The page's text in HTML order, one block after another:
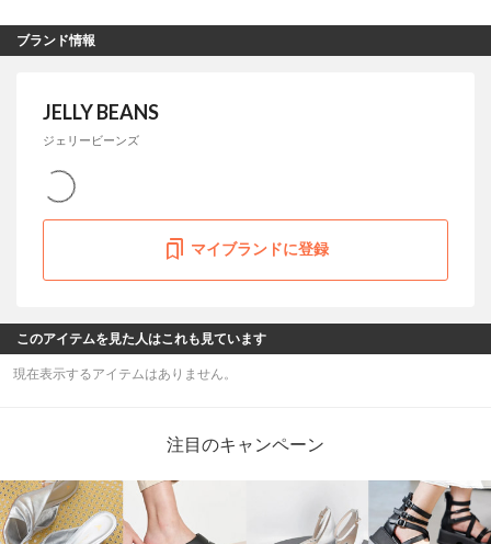
ブランド情報
JELLY BEANS
ジェリービーンズ
マイブランドに登録
このアイテムを見た人はこれも見ています
現在表示するアイテムはありません。
注目のキャンペーン